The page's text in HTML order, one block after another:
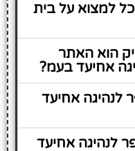
למצוא על בית
הוא האתר
אחיעד בעמ?
אחיעד
אחיעד